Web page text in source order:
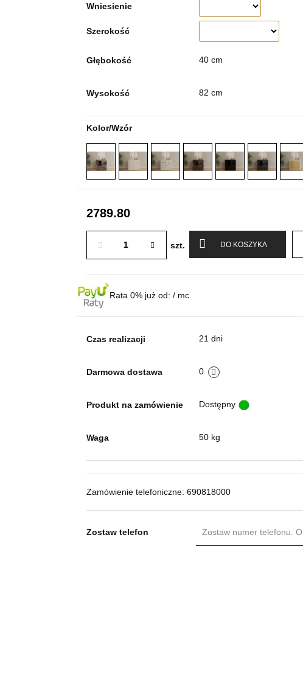
Wniesienie
Szerokość
Głębokość 40 cm
Wysokość 82 cm
Kolor/Wzór
2789.80
szt. DO KOSZYKA
Rata 0% już od: / mc
Czas realizacji 21 dni
Darmowa dostawa 0
Produkt na zamówienie Dostępny
Waga 50 kg
Zamówienie telefoniczne: 690818000
Zostaw telefon